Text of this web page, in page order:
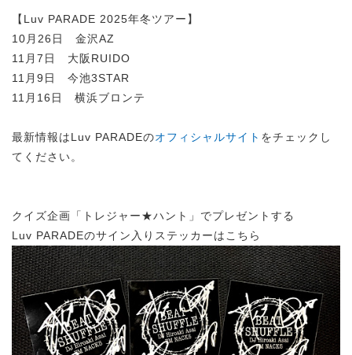
【Luv PARADE 2025年冬ツアー】
10月26日 金沢AZ
11月7日 大阪RUIDO
11月9日 今池3STAR
11月16日 横浜ブロンテ
最新情報はLuv PARADEのオフィシャルサイト をチェックし
てください。
クイズ企画「トレジャー★ハント」でプレゼントする
Luv PARADEのサイン入りステッカーはこちら